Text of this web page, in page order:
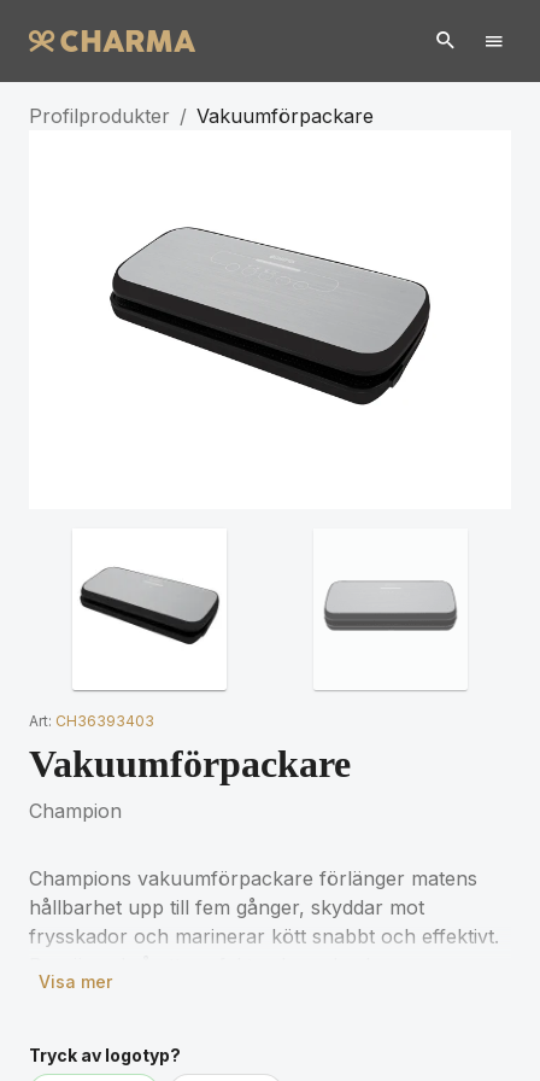
Profilprodukter / Vakuumförpackare
Art: CH36393403
Vakuumförpackare
Champion
Champions vakuumförpackare förlänger matens
hållbarhet upp till fem gånger, skyddar mot
frysskador och marinerar kött snabbt och effektivt.
vakuumförpacka för Sous Vide-tillagning.
vakuumpåsar, en rullpåse samt en slang för
Visa mer
Tryck av logotyp?